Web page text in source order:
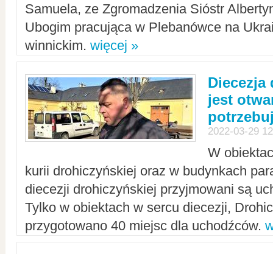
Samuela, ze Zgromadzenia Sióstr
Ubogim pracująca w Plebanówce na
winnickim. więcej »
Diecezja
jest
2022-03-29
W
kurii drohiczyńskiej oraz w budynkach
diecezji drohiczyńskiej przyjmowani są
Tylko w obiektach w sercu diecezji,
przygotowano 40 miejsc dla uchodźców.